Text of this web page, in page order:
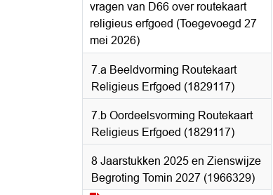
vragen van D66 over routekaart
religieus erfgoed (Toegevoegd 27
mei 2026)
7.a Beeldvorming Routekaart
Religieus Erfgoed (1829117)
7.b Oordeelsvorming Routekaart
Religieus Erfgoed (1829117)
8 Jaarstukken 2025 en Zienswijze
Begroting Tomin 2027 (1966329)